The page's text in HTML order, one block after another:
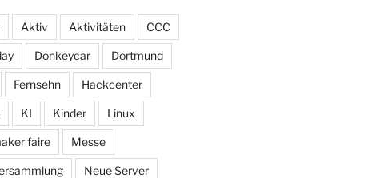
Aktiv Aktivitäten CCC
Donkeycar Dortmund
Fernsehn Hackcenter
KI Kinder Linux
faire Messe
Neue Server